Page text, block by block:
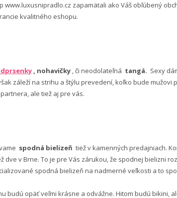
www.luxusnipradlo.cz zapamätali ako Váš obľúbený
kvalitného eshopu.
, nohavičky , či neodolateľná tangá. Sexy
záleží na strihu a štýlu prevedení, koľko bude
ale tiež aj pre vás.
spodná bielizeň tiež v kamenných predajniach.
dve v Brne. To je pre Vás zárukou, že spodnej bielizni
spodná bielizeň na nadmerné veľkosti a to
budú opäť veľmi krásne a odvážne. Hitom budú bikini,